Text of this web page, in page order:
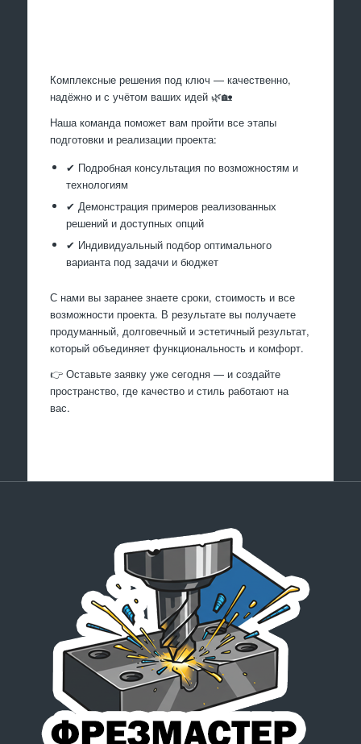
Комплексные решения под ключ — качественно,
надёжно и с учётом ваших идей 🌿🏡
Наша команда поможет вам пройти все этапы
подготовки и реализации проекта:
✔ Подробная консультация по возможностям и
технологиям
✔ Демонстрация примеров реализованных
решений и доступных опций
✔ Индивидуальный подбор оптимального
варианта под задачи и бюджет
С нами вы заранее знаете сроки, стоимость и все
возможности проекта. В результате вы получаете
продуманный, долговечный и эстетичный результат,
который объединяет функциональность и комфорт.
👉 Оставьте заявку уже сегодня — и создайте
пространство, где качество и стиль работают на
вас.